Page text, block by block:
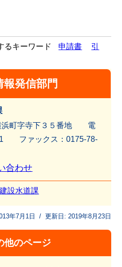
るキーワード 申請書
引
発信部門
浜町字寺下３５番地 電
ファッ クス：0175-78-
合わせ
建設水道課
年7月1日 / 更新日: 2019年8月23日
他のページ